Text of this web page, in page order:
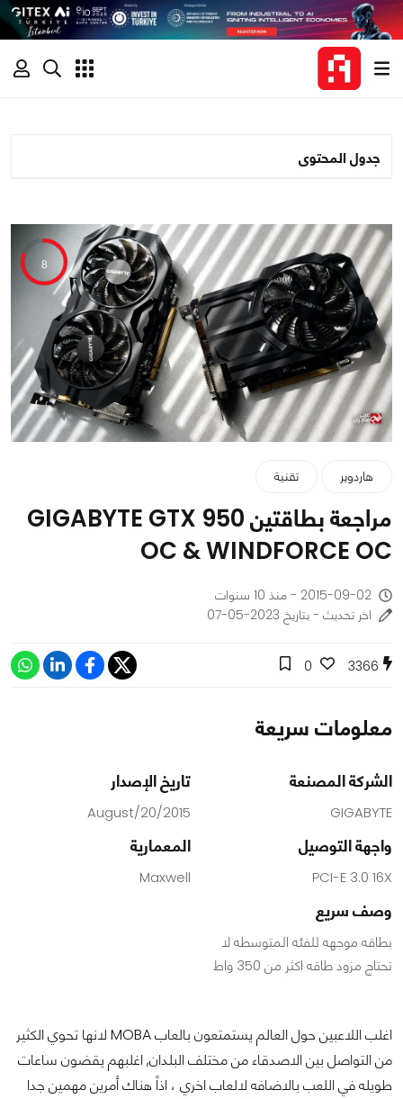
جدول المحتوى
8
هاردوير تقنية
مراجعة بطاقتين GIGABYTE GTX 950
OC & WINDFORCE OC
2015-09-02 - منذ 10 سنوات
اخر تحديث - بتاريخ 2023-05-07
3366
0
معلومات سريعة
الشركة المصنعة
GIGABYTE
تاريخ الإصدار
20/2015/August
واجهة التوصيل
PCI-E 3.0 16X
المعمارية
Maxwell
وصف سريع
بطاقه موجهه للفئه المتوسطه لا
تحتاج مزود طاقه اكثر من 350 واط
اغلب اللاعبين حول العالم يستمتعون بالعاب MOBA لانها تحوي الكثير
من التواصل بين الاصدقاء من مختلف البلدان, اغلبهم يقضون ساعات
طويله في اللعب بالاضافه لالعاب اخري ، اذاً هناك أمرين مهمين جدا